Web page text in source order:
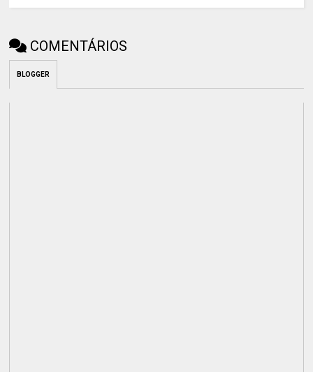
COMENTÁRIOS
BLOGGER